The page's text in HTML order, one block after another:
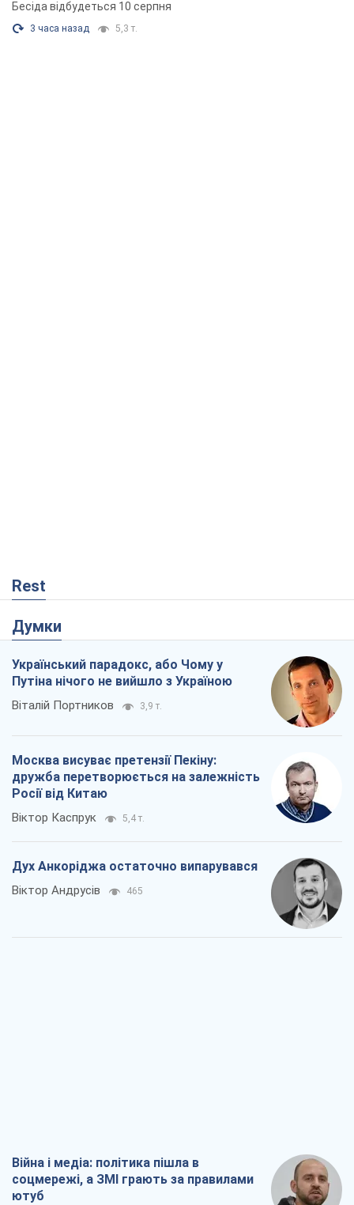
Бесіда відбудеться 10 серпня
3 часа назад 5,3 т.
Rest
Думки
Український парадокс, або Чому у
Путіна нічого не вийшло з Україною
Віталій Портников 3,9 т.
Москва висуває претензії Пекіну:
дружба перетворюється на залежність
Росії від Китаю
Віктор Каспрук 5,4 т.
Дух Анкоріджа остаточно випарувався
Віктор Андрусів 465
Війна і медіа: політика пішла в
соцмережі, а ЗМІ грають за правилами
ютуб